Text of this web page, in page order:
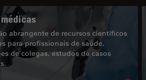
abrangente de recursos científicos
para profissionais de saúde,
de colegas, estudos de casos